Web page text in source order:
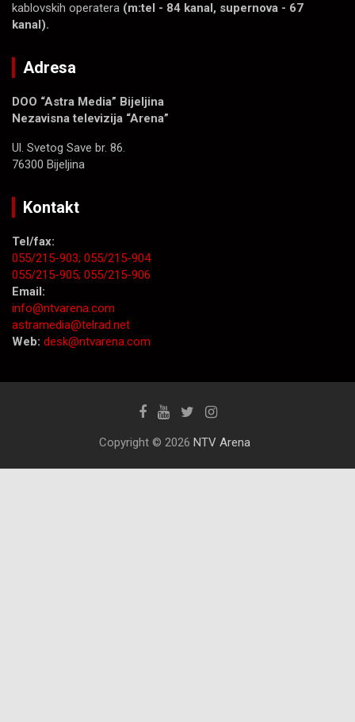
kablovskih operatera (m:tel - 84 kanal, supernova - 67
kanal).
Adresa
DOO “Astra Media” Bijeljina
Nezavisna televizija “Arena”
Ul. Svetog Save br. 86.
76300 Bijeljina
Kontakt
Tel/fax:
055/215-903; 055/215-904
055/215-905; 055/215-906
Email:
info@ntvarena.com
astramedia@telrad.net
Web: desk@ntvarena.com
Copyright © 2026 NTV Arena